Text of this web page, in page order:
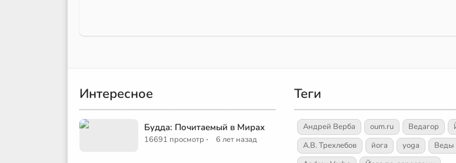
Интересное
Будда: Почитаемый в Мирах
16691 просмотр · 6 лет назад
Теги
Андрей Верба oum.ru Ведагор
А.В. Трехлебов
йога yoga
Веды